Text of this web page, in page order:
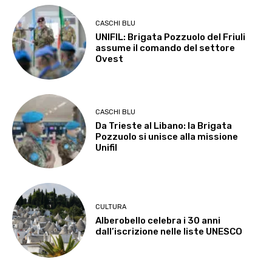
CASCHI BLU
UNIFIL: Brigata Pozzuolo del Friuli
assume il comando del settore
Ovest
CASCHI BLU
Da Trieste al Libano: la Brigata
Pozzuolo si unisce alla missione
Unifil
CULTURA
Alberobello celebra i 30 anni
dall’iscrizione nelle liste UNESCO